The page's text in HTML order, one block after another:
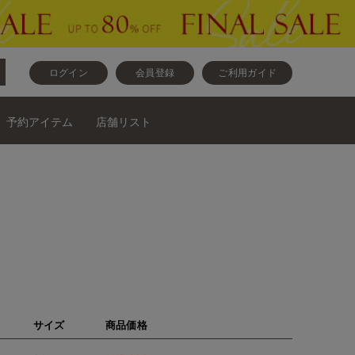
ログイン 会員登録 ご利用ガイド
予約アイテム 店舗リスト
サイズ 商品価格